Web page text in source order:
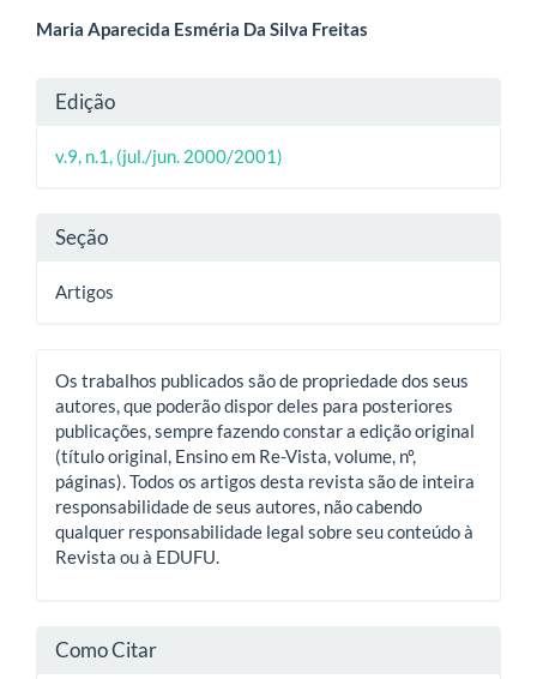
Conteúdo
artigo
principal
Maria Aparecida Esméria Da Silva Freitas
Detalhes
do
artigo
Edição
v.9, n.1, (jul./jun. 2000/2001)
Seção
Artigos
Os trabalhos publicados são de propriedade dos seus
autores, que poderão dispor deles para posteriores
publicações, sempre fazendo constar a edição original
(título original, Ensino em Re-Vista, volume, nº,
páginas). Todos os artigos desta revista são de inteira
responsabilidade de seus autores, não cabendo
qualquer responsabilidade legal sobre seu conteúdo à
Revista ou à EDUFU.
Como Citar